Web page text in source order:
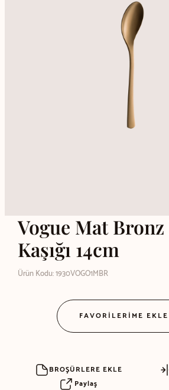
Vogue Mat Bronz
Kaşığı 14cm
Ürün Kodu: 1930VOGO1MBR
FAVORİLERİME EKLE
BROŞÜRLERE EKLE
Paylaş